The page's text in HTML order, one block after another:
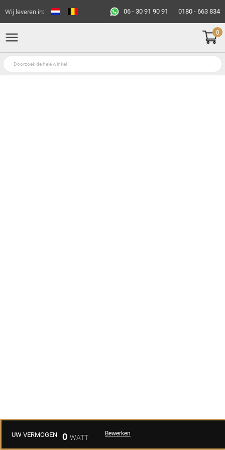
Wij leveren in: 06 - 30 91 90 91 0180 - 663 834
0
UW VERMOGEN 0 Bewerken